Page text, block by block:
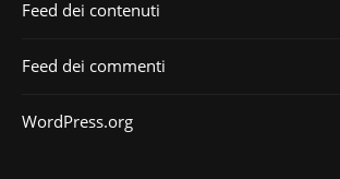
Feed dei contenuti
Feed dei commenti
WordPress.org